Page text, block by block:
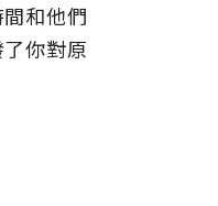
和他們
你對原